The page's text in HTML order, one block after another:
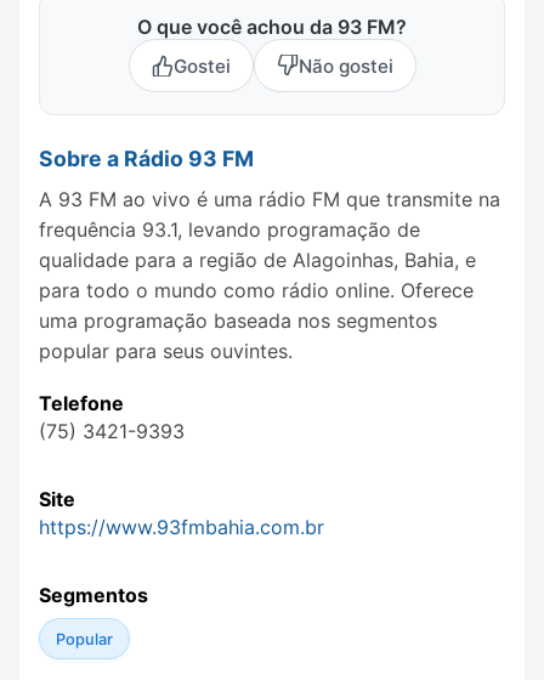
O que você achou da 93 FM?
Gostei Não gostei
Sobre a Rádio 93 FM
A 93 FM ao vivo é uma rádio FM que transmite na
frequência 93.1, levando programação de
qualidade para a região de Alagoinhas, Bahia, e
para todo o mundo como rádio online. Oferece
uma programação baseada nos segmentos
popular para seus ouvintes.
Telefone
(75) 3421-9393
Site
https://www.93fmbahia.com.br
Segmentos
Popular